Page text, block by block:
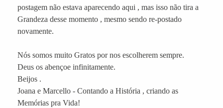
postagem não estava aparecendo aqui , mas isso não tira a
Grandeza desse momento , mesmo sendo re-postado
novamente.
Nós somos muito Gratos por nos escolherem sempre.
Deus os abençoe infinitamente.
Beijos .
Joana e Marcello - Contando a História , criando as
Memórias pra Vida!